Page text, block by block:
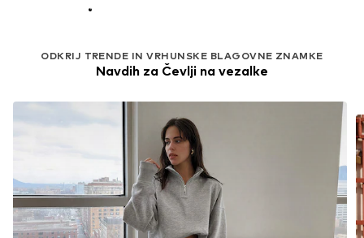
ODKRIJ TRENDE IN VRHUNSKE BLAGOVNE ZNAMKE
Navdih za Čevlji na vezalke